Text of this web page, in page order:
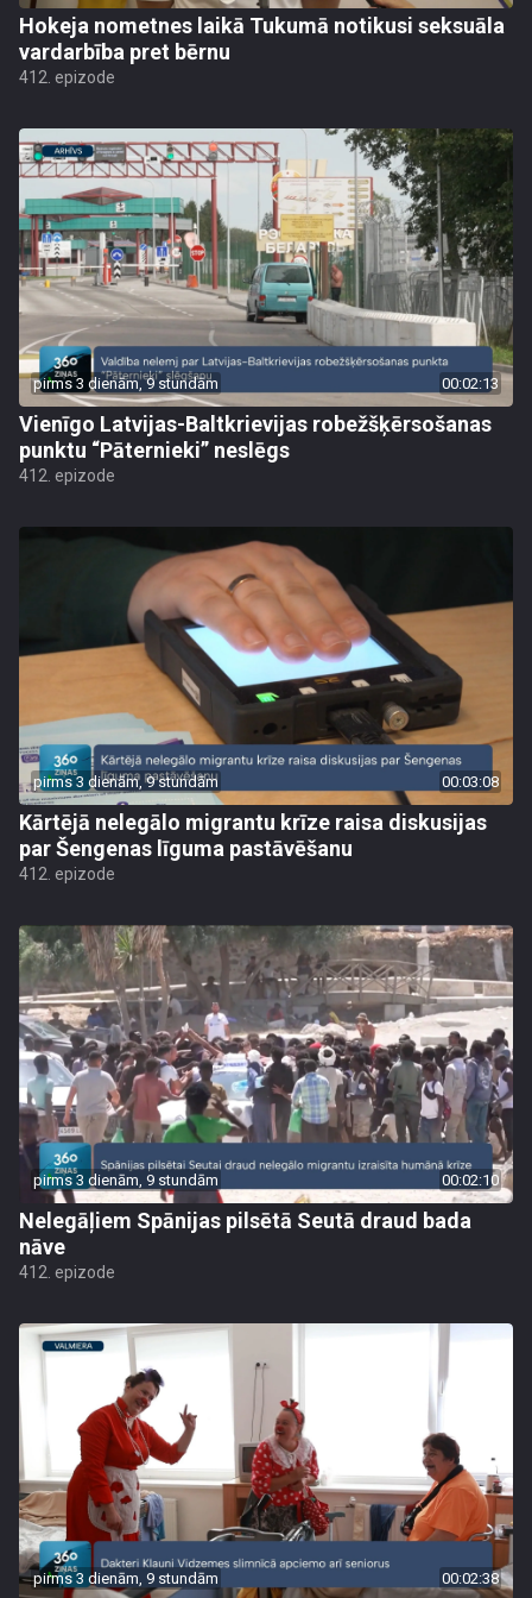
Hokeja nometnes laikā Tukumā notikusi seksuāla
vardarbība pret bērnu
412. epizode
pirms 3 dienām, 9 stundām 00:02:13
Vienīgo Latvijas-Baltkrievijas robežšķērsošanas
punktu “Pāternieki” neslēgs
412. epizode
pirms 3 dienām, 9 stundām 00:03:08
Kārtējā nelegālo migrantu krīze raisa diskusijas
par Šengenas līguma pastāvēšanu
412. epizode
pirms 3 dienām, 9 stundām 00:02:10
Nelegāļiem Spānijas pilsētā Seutā draud bada
nāve
412. epizode
pirms 3 dienām, 9 stundām 00:02:38